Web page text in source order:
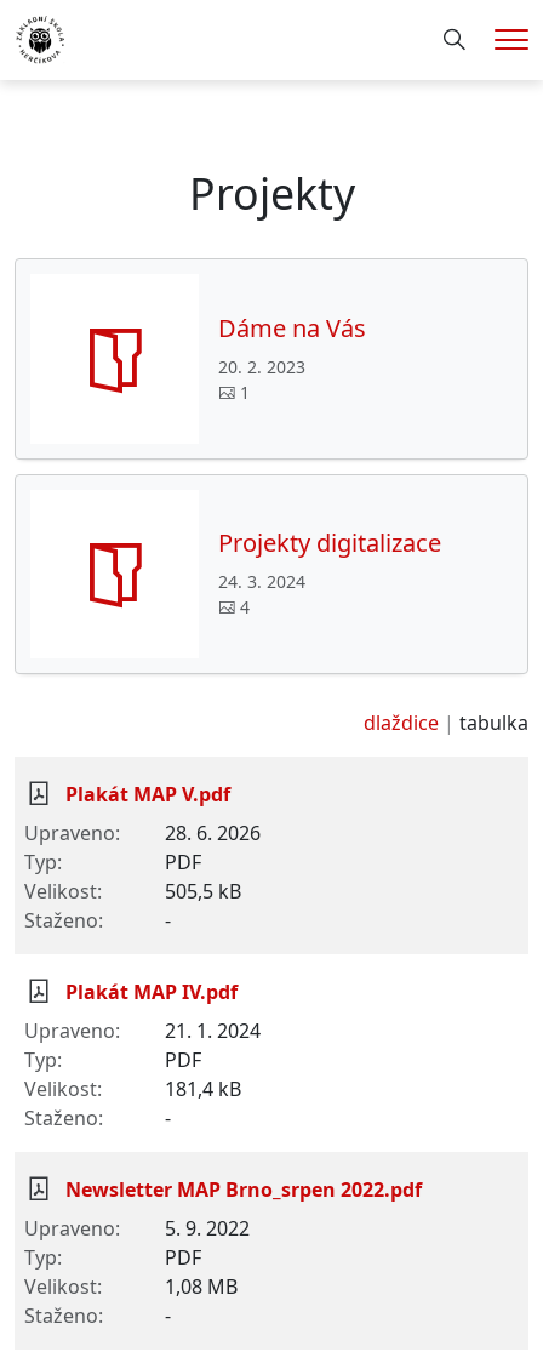
Hledání
Projekty
Dáme na Vás
20. 2. 2023
1
Projekty digitalizace
24. 3. 2024
4
dlaždice tabulka
Plakát MAP V.pdf
28. 6. 2026
PDF
505,5 kB
-
Plakát MAP IV.pdf
21. 1. 2024
PDF
181,4 kB
-
Newsletter MAP Brno_srpen 2022.pdf
5. 9. 2022
PDF
1,08 MB
-